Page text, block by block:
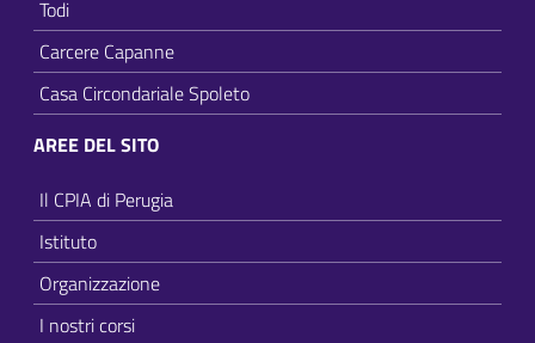
Todi
Carcere Capanne
Casa Circondariale Spoleto
AREE DEL SITO
Il CPIA di Perugia
Istituto
Organizzazione
I nostri corsi